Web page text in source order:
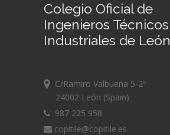
Colegio Oficial de
Ingenieros Técnicos
Industriales de León
C/Ramiro Valbuena 5-2º
24002 León (Spain)
987 225 958
copitile@copitile.es